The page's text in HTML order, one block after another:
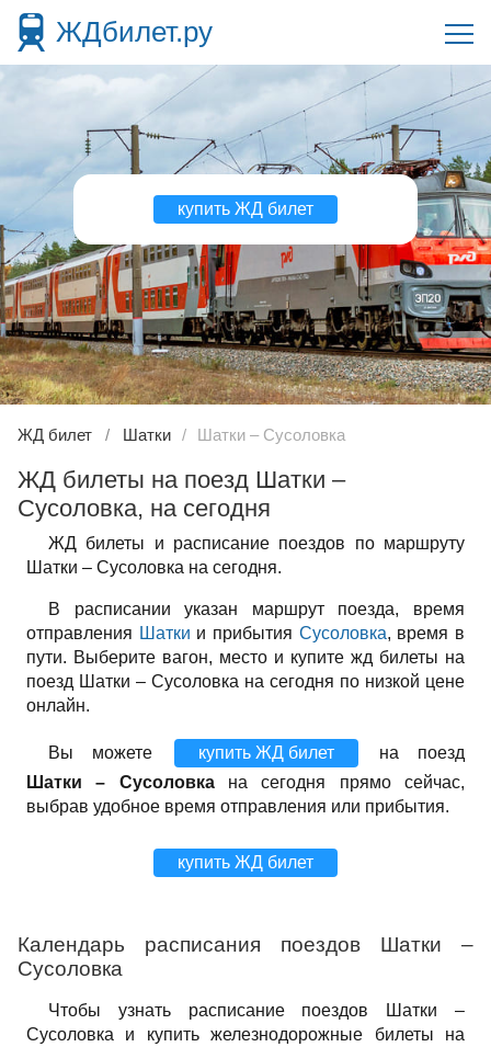
ЖДбилет.ру
купить ЖД билет
ЖД билет Шатки Шатки – Сусоловка
ЖД билеты на поезд Шатки –
Сусоловка, на сегодня
ЖД билеты и расписание поездов по маршруту
Шатки – Сусоловка на сегодня.
В расписании указан маршрут поезда, время
отправления Шатки и прибытия Сусоловка, время в
пути. Выберите вагон, место и купите жд билеты на
поезд Шатки – Сусоловка на сегодня по низкой цене
онлайн.
Вы можете купить ЖД билет
на поезд
Шатки – Сусоловкана сегодня прямо сейчас,
выбрав удобное время отправления или прибытия.
купить ЖД билет
Календарь расписания поездов Шатки –
Сусоловка
Чтобы узнать расписание поездов Шатки –
Сусоловка и купить железнодорожные билеты на